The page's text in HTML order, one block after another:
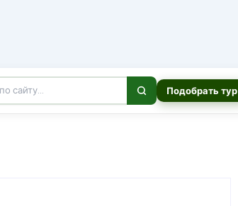
Подобрать тур